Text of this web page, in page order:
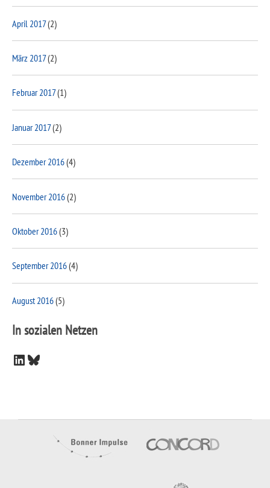
April 2017(2)
März 2017(2)
Februar 2017(1)
Januar 2017(2)
Dezember 2016(4)
November 2016(2)
Oktober 2016(3)
September 2016(4)
August 2016(5)
In sozialen Netzen
LinkedIn
Bluesky